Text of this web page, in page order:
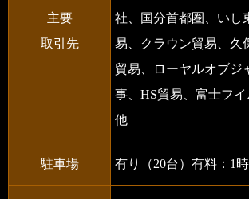
主要
取引先
社、国分首都圏、いし
易、クラウン貿易、久
貿易、ローヤルオブジ
事、HS貿易、富士フ
他
駐車場 有り（20台）有料：1